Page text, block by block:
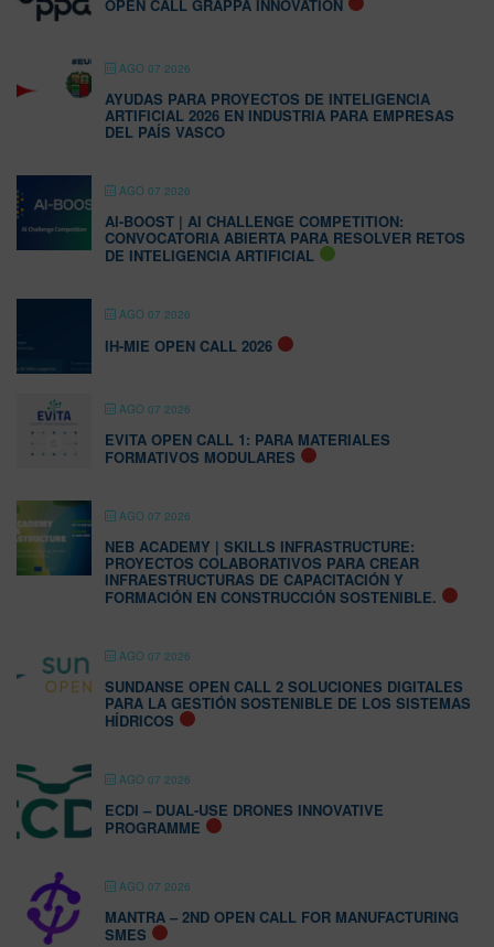
OPEN CALL GRAPPA INNOVATION
AGO 07 2026
AYUDAS PARA PROYECTOS DE INTELIGENCIA
ARTIFICIAL 2026 EN INDUSTRIA PARA EMPRESAS
DEL PAÍS VASCO
AGO 07 2026
AI-BOOST | AI CHALLENGE COMPETITION:
CONVOCATORIA ABIERTA PARA RESOLVER RETOS
DE INTELIGENCIA ARTIFICIAL
AGO 07 2026
IH-MIE OPEN CALL 2026
AGO 07 2026
EVITA OPEN CALL 1: PARA MATERIALES
FORMATIVOS MODULARES
AGO 07 2026
NEB ACADEMY | SKILLS INFRASTRUCTURE:
PROYECTOS COLABORATIVOS PARA CREAR
INFRAESTRUCTURAS DE CAPACITACIÓN Y
FORMACIÓN EN CONSTRUCCIÓN SOSTENIBLE.
AGO 07 2026
SUNDANSE OPEN CALL 2 SOLUCIONES DIGITALES
PARA LA GESTIÓN SOSTENIBLE DE LOS SISTEMAS
HÍDRICOS
AGO 07 2026
ECDI – DUAL-USE DRONES INNOVATIVE
PROGRAMME
AGO 07 2026
MANTRA – 2ND OPEN CALL FOR MANUFACTURING
SMES